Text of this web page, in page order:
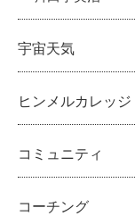
宇宙天気
ヒンメルカレッジ
コミュニティ
コーチング